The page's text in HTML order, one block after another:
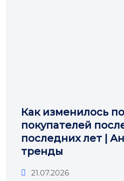
Как изменилось
покупателей
последних лет |
тренды
21.07.2026